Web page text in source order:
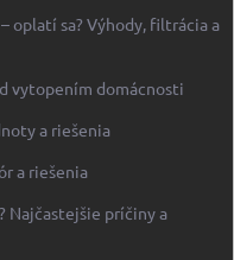
oplatí sa? Výhody, filtrácia a
vytopením domácnosti
a riešenia
a riešenia
Najčastejšie príčiny a